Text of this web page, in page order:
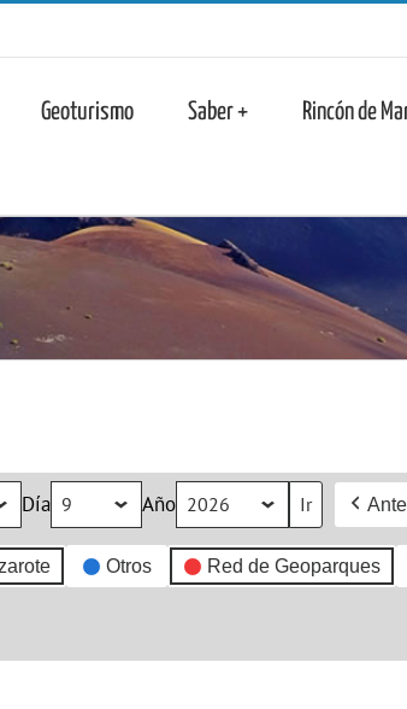
Geoturismo Saber + Rincón de
Día Año
Otros Red de Geoparques